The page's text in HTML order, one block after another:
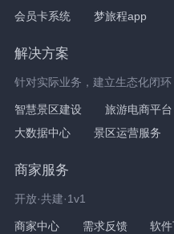
会员卡系统
梦旅程app
解决方案
针对实际业务，建立生态化闭环
智慧景区建设 旅游电商平台
大数据中心
景区运营服务
商家服务
开放·共建·1v1
商家中心 需求反馈 软